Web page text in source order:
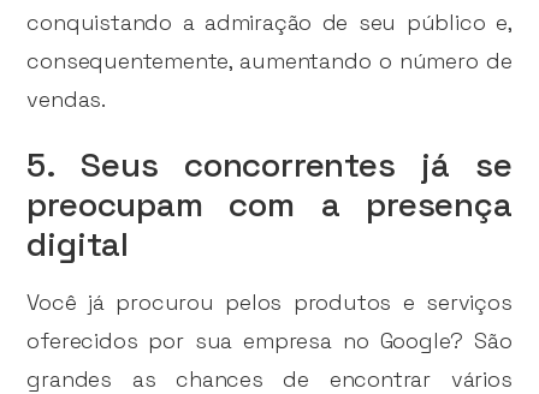
conquistando a admiração de seu público e,
consequentemente, aumentando o número de
vendas.
5. Seus concorrentes já se
preocupam com a presença
digital
Você já procurou pelos produtos e serviços
oferecidos por sua empresa no Google? São
grandes as chances de encontrar vários